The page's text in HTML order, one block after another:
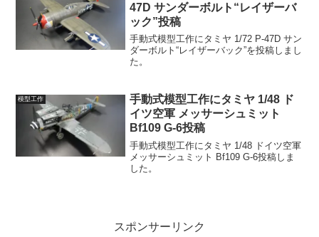
47D サンダーボルト“レイザーバ
ック”投稿
手動式模型工作にタミヤ 1/72 P-47D サン
ダーボルト“レイザーバック”を投稿しまし
た。
模型工作
手動式模型工作にタミヤ 1/48 ド
イツ空軍 メッサーシュミット
Bf109 G-6投稿
手動式模型工作にタミヤ 1/48 ドイツ空軍
メッサーシュミット Bf109 G-6投稿しま
した。
スポンサーリンク